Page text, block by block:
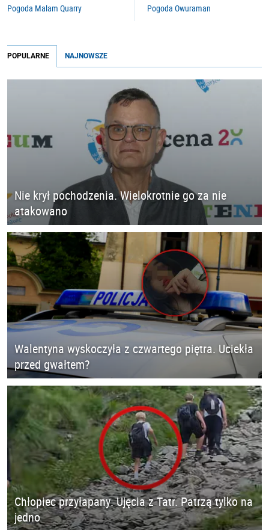
Pogoda Malam Quarry Pogoda Owuraman
POPULARNE NAJNOWSZE
Nie krył pochodzenia. Wielokrotnie go za nie
atakowano
Walentyna wyskoczyła z czwartego piętra. Uciekła
przed gwałtem?
Chłopiec przyłapany. Ujęcia z Tatr. Patrzą tylko na
jedno